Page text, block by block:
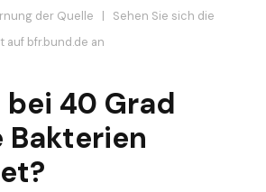
der Quelle | Sehen Sie sich die
bfr.bund.de an
40 Grad
Bakterien